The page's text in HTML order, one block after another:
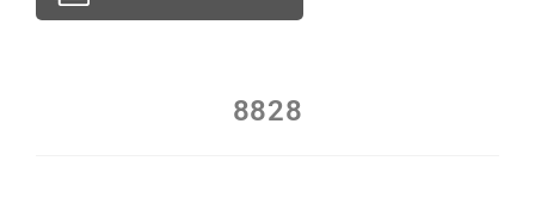
8828